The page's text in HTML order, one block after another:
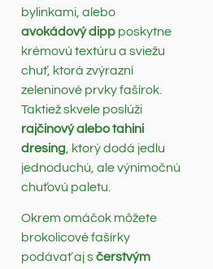
bylinkami, alebo
avokádový dipp poskytne
krémovú textúru a sviežu
chuť, ktorá zvýrazní
zeleninové prvky fašírok.
Taktiež skvele poslúži
rajčinový alebo tahini
dresing , ktorý dodá jedlu
jednoduchú, ale výnimočnú
chuťovú paletu.
Okrem omáčok môžete
brokolicové fašírky
podávať aj sčerstvým